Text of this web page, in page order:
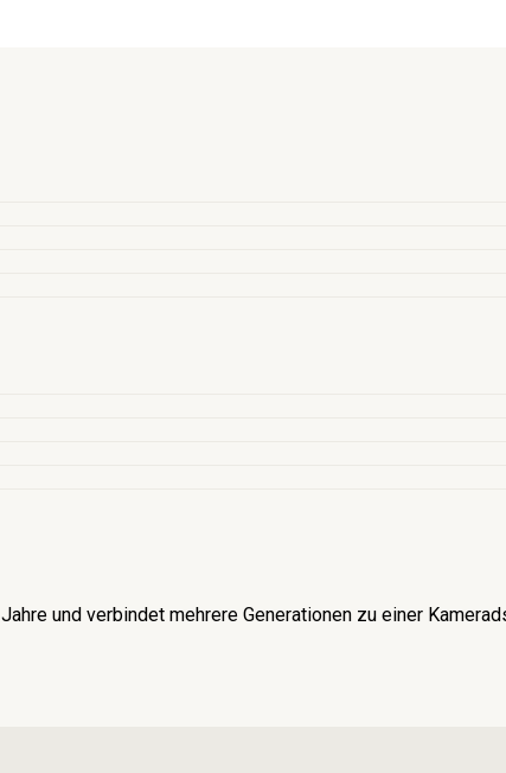
und verbindet mehrere Generationen zu einer